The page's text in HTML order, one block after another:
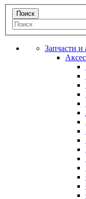
Запчасти и